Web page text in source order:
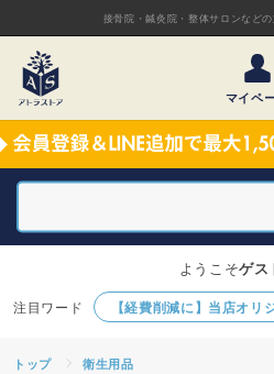
接骨院・鍼灸院・整体サロンなど
マイペ
【経費削減に】当店オリ
ようこそゲス
トップ 衛生用品